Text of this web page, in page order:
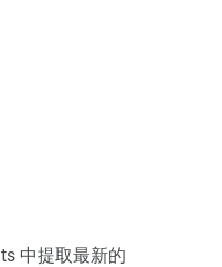
中提取最新的